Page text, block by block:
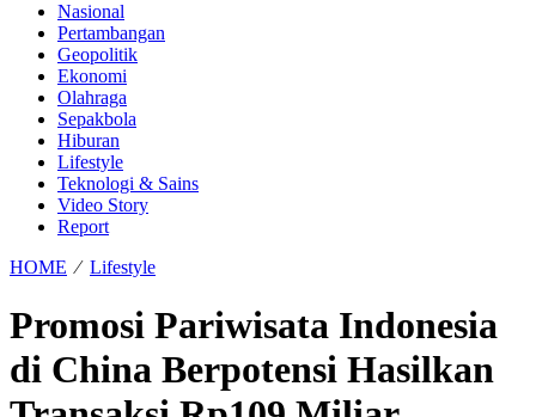
Nasional
Pertambangan
Geopolitik
Ekonomi
Olahraga
Sepakbola
Hiburan
Lifestyle
Teknologi & Sains
Video Story
Report
HOME ⁄ Lifestyle
Promosi Pariwisata Indonesia
di China Berpotensi Hasilkan